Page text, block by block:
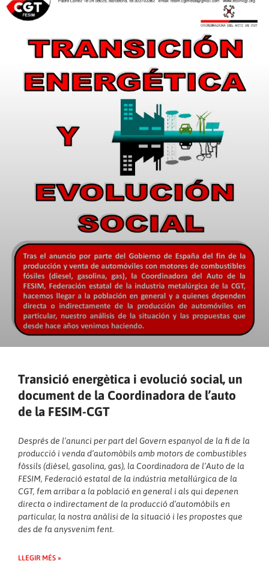
Transició energètica i evolució social, un
document de la Coordinadora de l’auto
de la FESIM-CGT
Després de l’anunci per part del Govern espanyol de la fi de la
producció i venda d’automòbils amb motors de combustibles
fòssils (dièsel, gasolina, gas), la Coordinadora de l’Auto de la
FESIM, Federació estatal de la indústria metal·lúrgica de la
CGT, fem arribar a la població en general i als qui depenen
directa o indirectament de la producció d’automòbils en
particular, la nostra anàlisi de la situació i les propostes que
des de fa anysvenim fent.
LLEGIR MÉS »